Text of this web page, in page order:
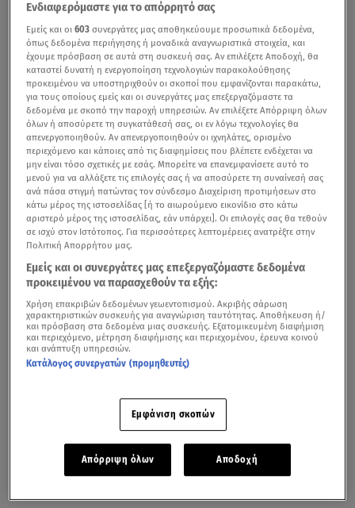
Ενδιαφερόμαστε για το απόρρητό σας
Εμείς και οι603 συνεργάτες μας αποθηκεύουμε προσωπικά δεδομένα,
όπως δεδομένα περιήγησης ή μοναδικά αναγνωριστικά στοιχεία, και
έχουμε πρόσβαση σε αυτά στη συσκευή σας. Αν επιλέξετε Αποδοχή, θα
καταστεί δυνατή η ενεργοποίηση τεχνολογιών παρακολούθησης
προκειμένου να υποστηριχθούν οι σκοποί που εμφανίζονται παρακάτω,
για τους οποίους εμείς και οι συνεργάτες μας επεξεργαζόμαστε τα
δεδομένα με σκοπό την παροχή υπηρεσιών. Αν επιλέξετε Απόρριψη όλων
όλων ή αποσύρετε τη συγκατάθεσή σας, οι εν λόγω τεχνολογίες θα
απενεργοποιηθούν. Αν απενεργοποιηθούν οι ιχνηλάτες, ορισμένο
περιεχόμενο και κάποιες από τις διαφημίσεις που βλέπετε ενδέχεται να
μην είναι τόσο σχετικές με εσάς. Μπορείτε να επανεμφανίσετε αυτό το
μενού για να αλλάξετε τις επιλογές σας ή να αποσύρετε τη συναίνεσή σας
ανά πάσα στιγμή πατώντας τον σύνδεσμο Διαχείριση προτιμήσεων στο
κάτω μέρος της ιστοσελίδας [ή το αιωρούμενο εικονίδιο στο κάτω
αριστερό μέρος της ιστοσελίδας, εάν υπάρχει]. Οι επιλογές σας θα τεθούν
σε ισχύ στον Ιστότοπος. Για περισσότερες λεπτομέρειες ανατρέξτε στην
Πολιτική Απορρήτου μας.
Εμείς και οι συνεργάτες μας επεξεργαζόμαστε δεδομένα
προκειμένου να παρασχεθούν τα εξής:
Χρήση επακριβών δεδομένων γεωεντοπισμού. Ακριβής σάρωση
χαρακτηριστικών συσκευής για αναγνώριση ταυτότητας. Αποθήκευση ή/
και πρόσβαση στα δεδομένα μιας συσκευής. Εξατομικευμένη διαφήμιση
και περιεχόμενο, μέτρηση διαφήμισης και περιεχομένου, έρευνα κοινού
και ανάπτυξη υπηρεσιών.
Κατάλογος συνεργατών (προμηθευτές)
Εμφάνιση σκοπών
Απόρριψη όλων Αποδοχή